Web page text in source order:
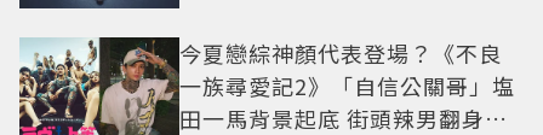
今夏戀綜神顏代表登場？《不良
一族尋愛記2》「自信公關哥」塩
田一馬背景起底 街頭辣男翻身當